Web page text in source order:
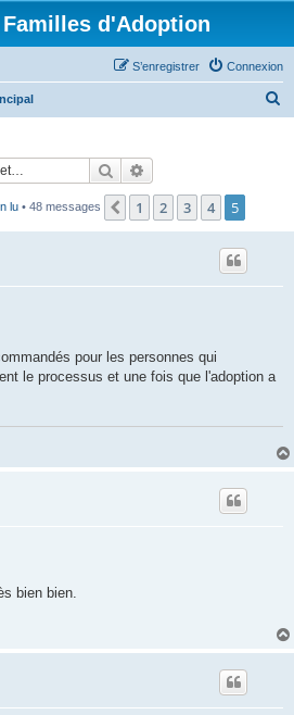
Familles d'Adoption
Connexion
S’enregistrer
Rechercher
lu • 48 messages Précédente
1 2 3 4 5
pour les personnes qui
le processus et une fois que l'adoption a
bien bien.